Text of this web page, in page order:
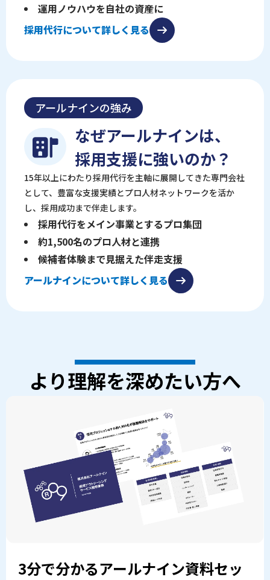
運用ノウハウを自社の資産に
採用代行について詳しく見る
アールナインの強み
なぜアールナインは、
採用支援に強いのか？
15年以上にわたり採用代行を主軸に展開してきた専門会社
として、豊富な支援実績とプロ人材ネットワークを活か
し、採用成功まで伴走します。
採用代行をメイン事業とするプロ集団
約1,500名のプロ人材と連携
候補者体験まで見据えた伴走支援
アールナインについて詳しく見る
より理解を深めたい方へ
3分で分かるアールナイン資料セッ